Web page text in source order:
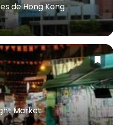
de Hong Kong
Market